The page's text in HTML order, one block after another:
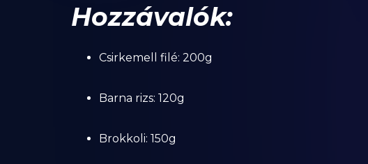
Hozzávalók:
Csirkemell filé: 200g
Barna rizs: 120g
Brokkoli: 150g